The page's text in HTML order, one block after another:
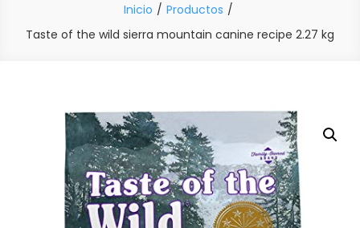
Inicio
Productos
Taste of the wild sierra mountain canine recipe 2.27 kg